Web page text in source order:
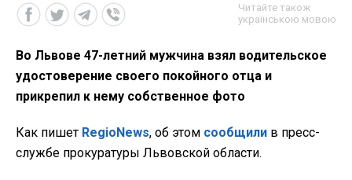
Читайте також
українською мовою
Во Львове 47-летний мужчина взял водительское
удостоверение своего покойного отца и
прикрепил к нему собственное фото
Как пишет RegioNews, об этом сообщили в пресс-
службе прокуратуры Львовской области.